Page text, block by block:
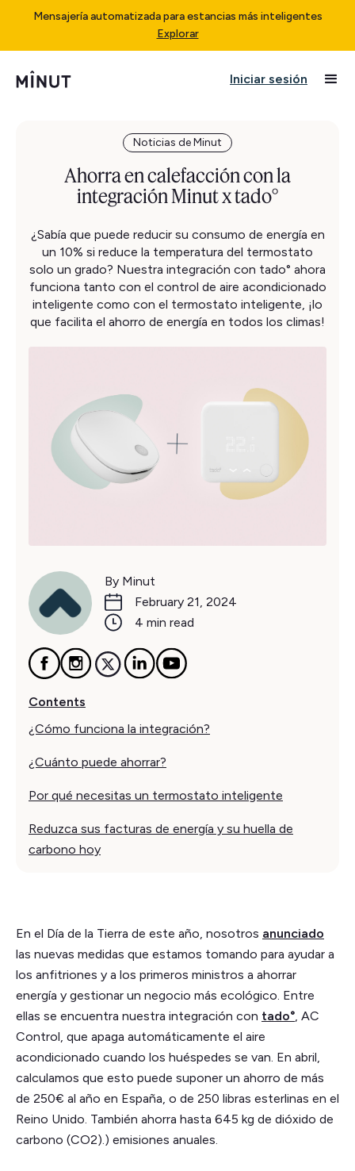
Mensajería automatizada para estancias más inteligentes
Explorar
Iniciar sesión
Noticias de Minut
Ahorra en calefacción con la
integración Minut x tado°
¿Sabía que puede reducir su consumo de energía en
un 10% si reduce la temperatura del termostato
solo un grado? Nuestra integración con tado° ahora
funciona tanto con el control de aire acondicionado
inteligente como con el termostato inteligente, ¡lo
que facilita el ahorro de energía en todos los climas!
By Minut
February 21, 2024
4 min read
Contents
¿Cómo funciona la integración?
¿Cuánto puede ahorrar?
Por qué necesitas un termostato inteligente
Reduzca sus facturas de energía y su huella de
carbono hoy
En el Día de la Tierra de este año, nosotros anunciado
las nuevas medidas que estamos tomando para ayudar a
los anfitriones y a los primeros ministros a ahorrar
energía y gestionar un negocio más ecológico. Entre
ellas se encuentra nuestra integración con tado° , AC
Control, que apaga automáticamente el aire
acondicionado cuando los huéspedes se van. En abril,
calculamos que esto puede suponer un ahorro de más
de 250€ al año en España, o de 250 libras esterlinas en el
Reino Unido. También ahorra hasta 645 kg de dióxido de
carbono (CO2). ) emisiones anuales.